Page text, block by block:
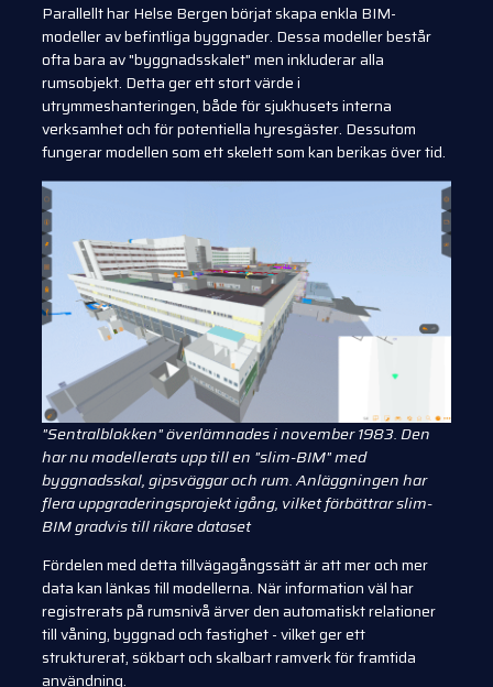
Parallellt har Helse Bergen börjat skapa enkla BIM-
modeller av befintliga byggnader. Dessa modeller består
ofta bara av "byggnadsskalet" men inkluderar alla
rumsobjekt. Detta ger ett stort värde i
utrymmeshanteringen, både för sjukhusets interna
verksamhet och för potentiella hyresgäster. Dessutom
fungerar modellen som ett skelett som kan berikas över tid.
"Sentralblokken" överlämnades i november 1983. Den
har nu modellerats upp till en "slim-BIM" med
byggnadsskal, gipsväggar och rum. Anläggningen har
flera uppgraderingsprojekt igång, vilket förbättrar slim-
BIM gradvis till rikare dataset
Fördelen med detta tillvägagångssätt är att mer och mer
data kan länkas till modellerna. När information väl har
registrerats på rumsnivå ärver den automatiskt relationer
till våning, byggnad och fastighet - vilket ger ett
strukturerat, sökbart och skalbart ramverk för framtida
användning.